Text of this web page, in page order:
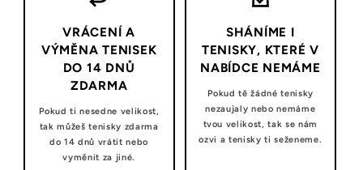
VRÁCENÍ A
VÝMĚNA TENISEK
DO 14 DNŮ
ZDARMA
Pokud ti nesedne velikost,
tak můžeš tenisky zdarma
do 14 dnů vrátit nebo
vyměnit za jiné.
SHÁNÍME I
TENISKY, KTERÉ V
NABÍDCE NEMÁME
Pokud tě žádné tenisky
nezaujaly nebo nemáme
tvou velikost, tak se nám
ozvi a tenisky ti seženeme.